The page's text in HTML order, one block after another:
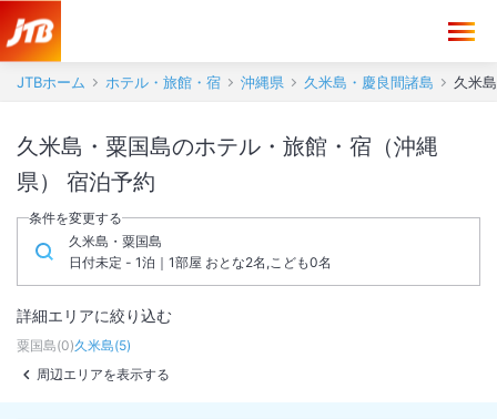
JTBホーム ホテル・旅館・宿 沖縄県 久米島・慶良間諸島 久米
久米島・粟国島のホテル・旅館・宿（沖縄
県） 宿泊予約
条件を変更する
久米島・粟国島
日付未定 - 1泊｜1部屋 おとな2名,こども0名
詳細エリアに絞り込む
粟国島(0)久米島(5)
周辺エリアを表示する